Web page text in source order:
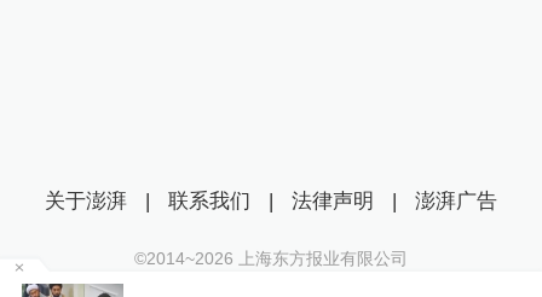
关于澎湃 | 联系我们 | 法律声明 | 澎湃广告
©2014~2026 上海东方报业有限公司
沪ICP证：沪B2-20170116 | 沪ICP备14003370号